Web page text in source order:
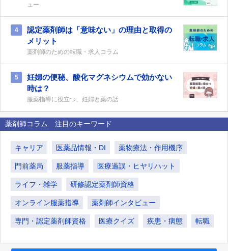
ュー
4
認定薬剤師は「意味ない」の理由と取得の
メリット
薬剤師のための転職・求人コラム
5
妊婦の便秘、酸化マグネシウムで効かない
時は？
服薬指導に役立つ、妊婦と薬の話
薬剤師コラム 注目のキーワード
キャリア 医薬品情報・DI 薬物療法・作用機序
門前薬局 服薬指導 医療過誤・ヒヤリハット
ライフ・雑学 研修認定薬剤師資格
オンライン服薬指導 薬剤師インタビュー
専門・認定薬剤師資格 医療クイズ 疾患・病態 転職